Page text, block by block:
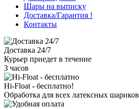
Шары на выписку
Доставка/Гарантия !
Контакты
Доставка 24/7
Курьер приедет в течение
3 часов
Hi-Float - бесплатно!
Обработка для всех латексных шариков